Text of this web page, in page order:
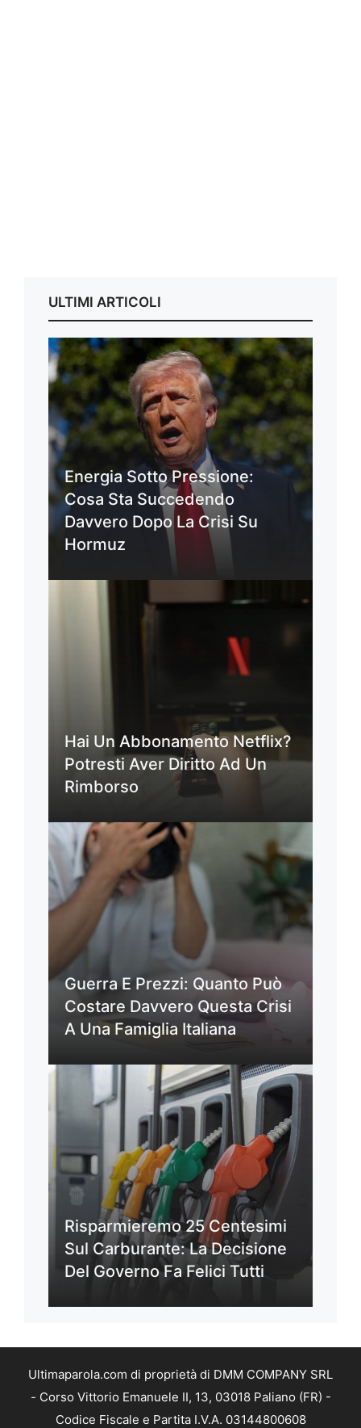
ULTIMI ARTICOLI
Energia Sotto Pressione:
Cosa Sta Succedendo
Davvero Dopo La Crisi Su
Hormuz
Hai Un Abbonamento Netflix?
Potresti Aver Diritto Ad Un
Rimborso
Guerra E Prezzi: Quanto Può
Costare Davvero Questa Crisi
A Una Famiglia Italiana
Risparmieremo 25 Centesimi
Sul Carburante: La Decisione
Del Governo Fa Felici Tutti
Ultimaparola.com di proprietà di DMM COMPANY SRL
- Corso Vittorio Emanuele II, 13, 03018 Paliano (FR) -
Codice Fiscale e Partita I.V.A. 03144800608